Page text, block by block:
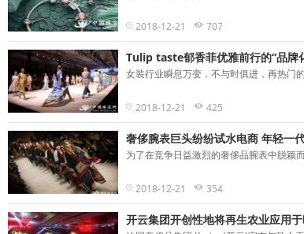
2018-12-21 707
Tulip taste郁香菲优雅前行的“品牌
女装行业瞬息万变，不与时俱进，再热门
2018-12-21 425
奢侈腕表巨头纷纷试水电商 年轻一
为了在竞争日益激烈的奢侈品腕表中脱颖
2018-12-21 354
开云集团开创性地将再生农业应用